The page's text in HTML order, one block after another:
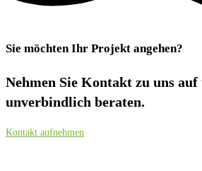
Sie möchten Ihr Projekt angehen?
Nehmen Sie Kontakt zu uns auf
unverbindlich beraten.
Kontakt aufnehmen